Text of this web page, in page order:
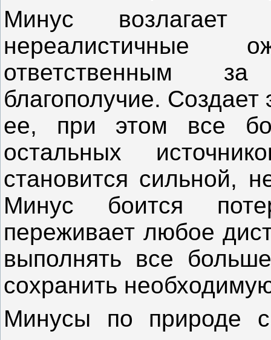
Минус
нереалистичные
ответственным за
благополучие.
ее, при этом все
остальных
становится сильной,
Минус боится
переживает любое
выполнять все
сохранить
Минусы по природе